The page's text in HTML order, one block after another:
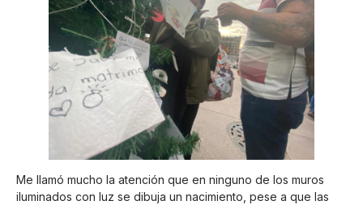
Me llamó mucho la atención que en ninguno de los muros
iluminados con luz se dibuja un nacimiento, pese a que las